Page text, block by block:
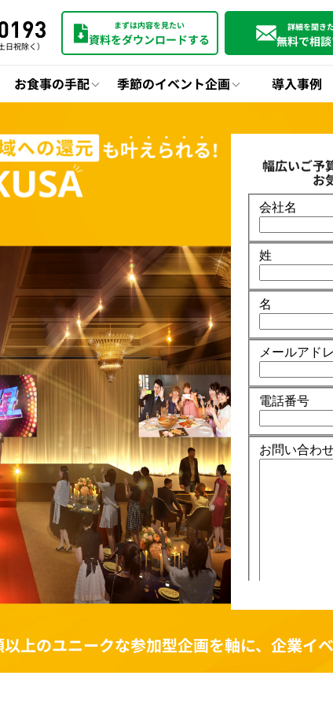
祝除く）
まずは内容を見たい
資料をダウンロードする
詳細を聞き
無料で相
お食事の手配 季節のイベント企画 導入事例
幅広いご予
お
上のユニークな参加型企画を軸に、企業イ